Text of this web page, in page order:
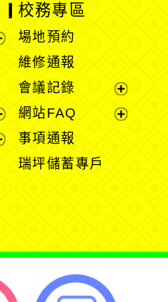
校務專區
場地預約
維修通報
會議記錄
展
開
網站FAQ
事項通報
瑞坪儲蓄專戶